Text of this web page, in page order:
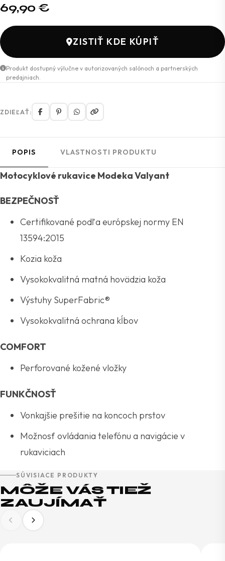
69,90 €
ZISTIŤ KDE KÚPIŤ
Produkt dostupný výlučne v autorizovaných salónoch a partnerských
predajniach.
ZDIEĽAŤ:
POPIS VLASTNOSTI PRODUKTU
Motocyklové rukavice Modeka Valyant
BEZPEČNOSŤ
Certifikované podľa európskej normy EN
13594:2015
Kozia koža
Vysokokvalitná matná hovädzia koža
Výstuhy SuperFabric®
Vysokokvalitná ochrana kĺbov
COMFORT
Perforované kožené vložky
FUNKČNOSŤ
Vonkajšie prešitie na koncoch prstov
Možnosť ovládania telefónu a navigácie v
rukaviciach
SÚVISIACE PRODUKTY
MÔŽE VÁS TIEŽ
ZAUJÍMAŤ